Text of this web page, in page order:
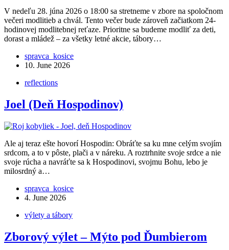
V nedeľu 28. júna 2026 o 18:00 sa stretneme v zbore na spoločnom
večeri modlitieb a chvál. Tento večer bude zároveň začiatkom 24-
hodinovej modlitebnej reťaze. Prioritne sa budeme modliť za deti,
dorast a mládež – za všetky letné akcie, tábory…
spravca_kosice
10. June 2026
reflections
Joel (Deň Hospodinov)
Ale aj teraz ešte hovorí Hospodin: Obráťte sa ku mne celým svojím
srdcom, a to v pôste, plači a v náreku. A roztrhnite svoje srdce a nie
svoje rúcha a navráťte sa k Hospodinovi, svojmu Bohu, lebo je
milosrdný a…
spravca_kosice
4. June 2026
výlety a tábory
Zborový výlet – Mýto pod Ďumbierom